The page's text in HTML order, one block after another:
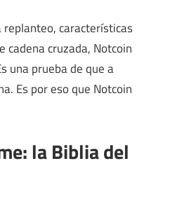
replanteo, características
cadena cruzada, Notcoin
una prueba de que a
Es por eso que Notcoin
la Biblia del